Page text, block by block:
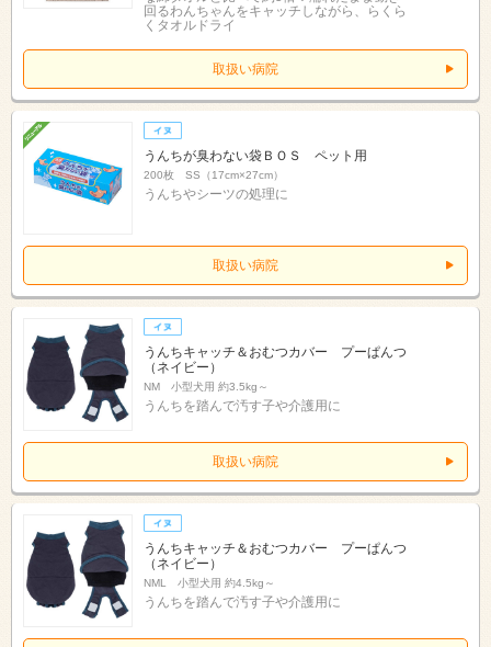
回るわんちゃんをキャッチしながら、らくら
くタオルドライ
取扱い病院
うんちが臭わない袋ＢＯＳ ペット用
200枚 SS（17cm×27cm）
うんちやシーツの処理に
取扱い病院
うんちキャッチ＆おむつカバー プーぱんつ
（ネイビー）
NM 小型犬用 約3.5kg～
うんちを踏んで汚す子や介護用に
取扱い病院
うんちキャッチ＆おむつカバー プーぱんつ
（ネイビー）
NML 小型犬用 約4.5kg～
うんちを踏んで汚す子や介護用に